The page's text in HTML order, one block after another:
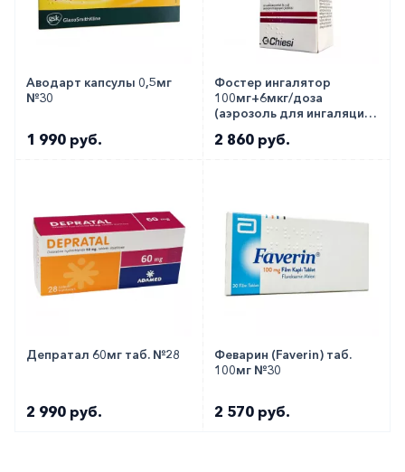
Аводарт капсулы 0,5мг
№30
1 990 руб.
Фостер ингалятор
100мг+6мкг/доза
(аэрозоль для ингаляций)
2 860 руб.
Депратал 60мг таб. №28
2 990 руб.
Феварин (Faverin) таб.
100мг №30
2 570 руб.